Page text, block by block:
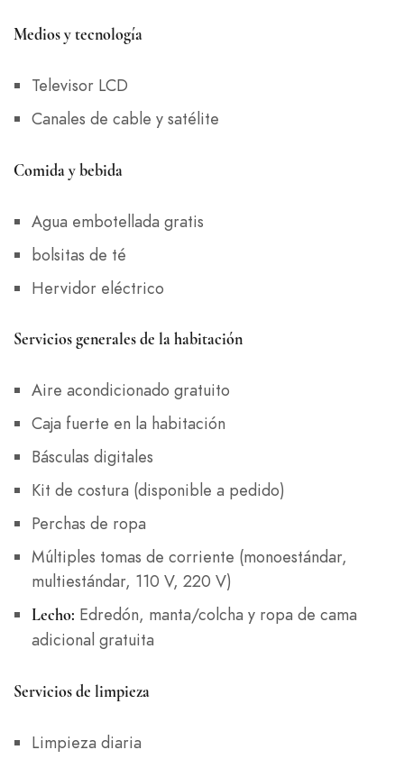
Medios y tecnología
Televisor LCD
Canales de cable y satélite
Comida y bebida
Agua embotellada gratis
bolsitas de té
Hervidor eléctrico
Servicios generales de la habitación
Aire acondicionado gratuito
Caja fuerte en la habitación
Básculas digitales
Kit de costura (disponible a pedido)
Perchas de ropa
Múltiples tomas de corriente (monoestándar,
multiestándar, 110 V, 220 V)
Lecho: Edredón, manta/colcha y ropa de cama
adicional gratuita
Servicios de limpieza
Limpieza diaria